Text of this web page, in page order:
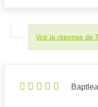
Voir la réponse de
Baptlea